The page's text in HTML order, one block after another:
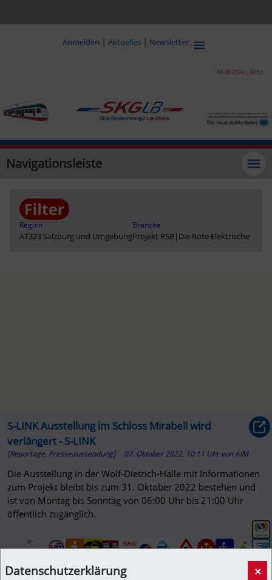
Anmelden | Aktuelles | Newsletter
08.08.2026 | 02:14
Navigationsleiste
Region
AT323 Salzburg und Umgebung
Branche
Projekt RSB| Die Rote Elektrische
S-LINK Ausstellung im Schloss Mirabell wird
verlängert - S-LINK
[Reportage, Presseaussendung] 07. Oktober 2022, 10:11 Uhr vonAIM
Die Ausstellung in der Wolf-Dietrich-Halle mit Informationen
zum Projekt bleibt bis zum 31. Oktober 2022 bestehen und
ist von Montag bis Sonntag von 06:00 Uhr bis 21:00 Uhr
öffentlich zugänglich.
s-
link.at
Datenschutzerklärung ×